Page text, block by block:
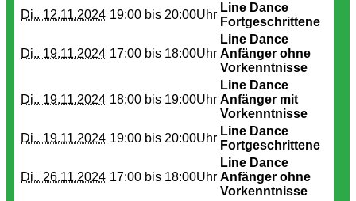
Di.. 12.11.2024 19:00 bis 20:00Uhr
Line Dance
Fortgeschrittene
Di.. 19.11.2024 17:00 bis 18:00Uhr
Line Dance
Anfänger ohne
Vorkenntnisse
Di.. 19.11.2024 18:00 bis 19:00Uhr
Line Dance
Anfänger mit
Vorkenntnisse
Di.. 19.11.2024 19:00 bis 20:00Uhr
Line Dance
Fortgeschrittene
Di.. 26.11.2024 17:00 bis 18:00Uhr
Line Dance
Anfänger ohne
Vorkenntnisse